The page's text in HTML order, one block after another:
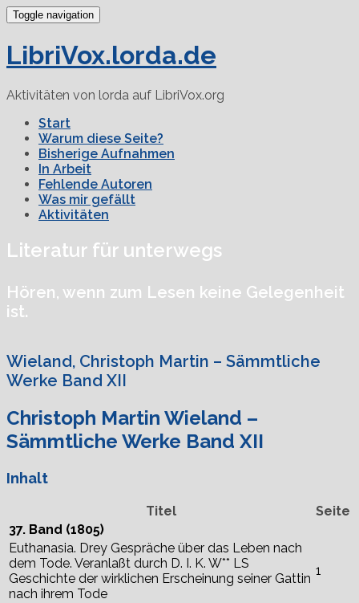
Toggle navigation
LibriVox.lorda.de
Aktivitäten von lorda auf LibriVox.org
Start
Warum diese Seite?
Bisherige Aufnahmen
In Arbeit
Fehlende Autoren
Was mir gefällt
Aktivitäten
Literatur für unterwegs
Hören, wenn zum Lesen keine Gelegenheit
ist.
Wieland, Christoph Martin – Sämmtliche
Werke Band XII
Christoph Martin Wieland –
Sämmtliche Werke Band XII
Inhalt
Titel
Seite
37. Band (1805)
Euthanasia. Drey Gespräche über das Leben nach
dem Tode. Veranlaßt durch D. I. K. W** LS
Geschichte der wirklichen Erscheinung seiner Gattin
nach ihrem Tode
1